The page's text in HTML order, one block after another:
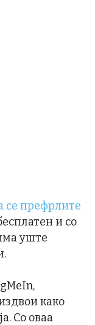
се префрлите
и со
уште
како
Со оваа